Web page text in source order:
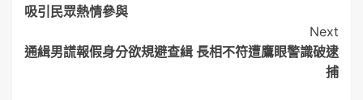
吸引民眾熱情參與
Next
通緝男謊報假身分欲規避查緝 長相不符遭鷹眼警識破逮
捕